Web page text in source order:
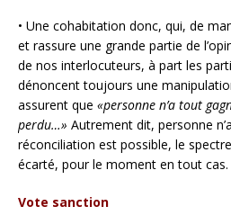
• Une cohabitation donc, qui, de
et rassure une grande partie de
de nos interlocuteurs, à part les
dénoncent toujours une
assurent que «personne n’a tout
perdu…» Autrement dit, personne
réconciliation est possible, le
écarté, pour le moment en tout cas.
Vote sanction